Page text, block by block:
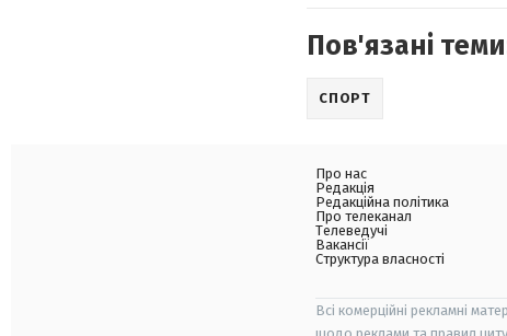
Пов'язані
СПОРТ
Про нас
Редакція
Редакційна політика
Про телеканал
Телеведучі
Вакансії
Структура власності
Всі комерційні рекламні